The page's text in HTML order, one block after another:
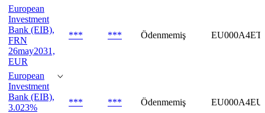
European
Investment
Bank (EIB),
FRN
26may2031,
EUR
*** *** Ödenmemiş
European
Investment
Bank (EIB),
3.023%
*** *** Ödenmemiş